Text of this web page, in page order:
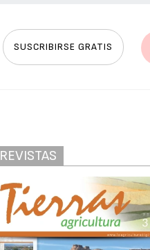
SUSCRIBIRSE GRATIS
REVISTAS